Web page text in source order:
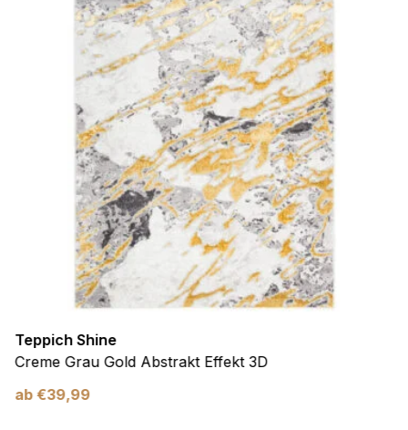
Teppich Shine
Creme Grau Gold Abstrakt Effekt 3D
ab €39,99